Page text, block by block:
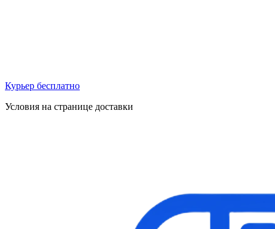
Курьер бесплатно
Условия на странице доставки